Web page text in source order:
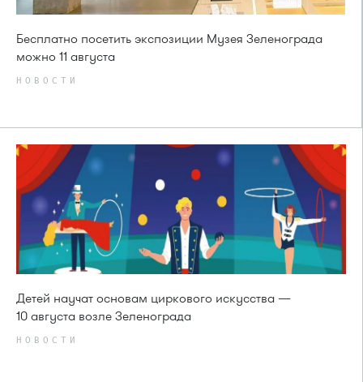
Бесплатно посетить экспозиции Музея Зеленограда
можно 11 августа
НОВОСТИ
Детей научат основам циркового искусства —
10 августа возле Зеленограда
НОВОСТИ